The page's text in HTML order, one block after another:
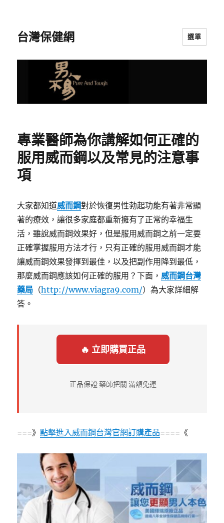
台灣保健網 選單
專業醫師為你講解如何正確的
服用威而鋼以及常見的注意事
項
大家都知道威而鋼對於恢復男性勃起功能有著非常顯
著的療效，讓很多家庭都重新擁有了正常的幸福生
活，雖說威而鋼效果好，但是服用威而鋼之前一定要
正確掌握服用方法才行，只有正確的服用威而鋼才能
讓威而鋼效果發揮到最佳，以及把副作用降到最低，
那麼威而鋼應該如何正確的服用？下面， 威而鋼台灣
藥局 （http://www.viagra9.com/）為大家詳細解
答。
🔥 立即購買正品
正品保證 藥師把關 滿額免運
===》點擊進入威而鋼台灣官網訂購產品====《